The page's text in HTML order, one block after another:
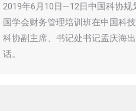
2019年6月10日—12日中国科协规
国学会财务管理培训班在中国科
科协副主席、书记处书记孟庆海
话。